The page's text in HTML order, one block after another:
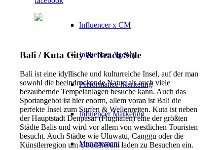
Influencer x CM
Influencer Agency
Performance Marketing
Influencer Marketing
Management
Bali / Kuta City & Beach Side
Bali ist eine idyllische und kulturreiche Insel, auf der man
sowohl die beeindruckende Natur, als auch viele
bezaubernde Tempelanlagen besuche kann. Auch das
Sportangebot ist hier enorm, allem voran ist Bali die
perfekte Insel zum Surfen & Wellenreiten. Kuta ist neben
der Hauptstadt Denpasar (Flughafen) eine der größten
Städte Balis und wird vor allem von westlichen Touristen
besucht. Auch Städte wie Uluwatu, Canggu oder die
Künstlerregion um Ubud herum laden zu Besuchen ein.